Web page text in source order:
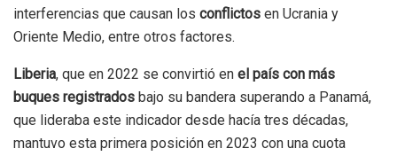
interferencias que causan los conflictos en Ucrania y
Oriente Medio, entre otros factores.
Liberia, que en 2022 se convirtió en el país con más
buques registrados bajo su bandera superando a Panamá,
que lideraba este indicador desde hacía tres décadas,
mantuvo esta primera posición en 2023 con una cuota